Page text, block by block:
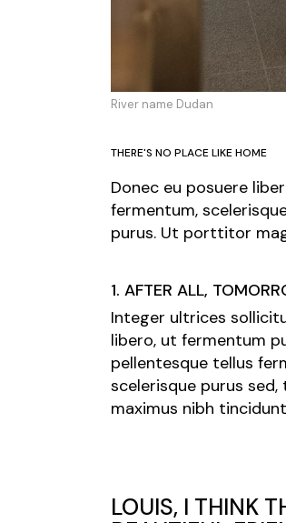
River name Dudan
THERE'S NO PLACE LIKE HOME
Donec eu posuere
fermentum,
purus. Ut porttitor
1. AFTER ALL,
Integer ultrices
libero, ut fermentum
pellentesque tellus
scelerisque purus
maximus nibh
LOUIS, I THINK